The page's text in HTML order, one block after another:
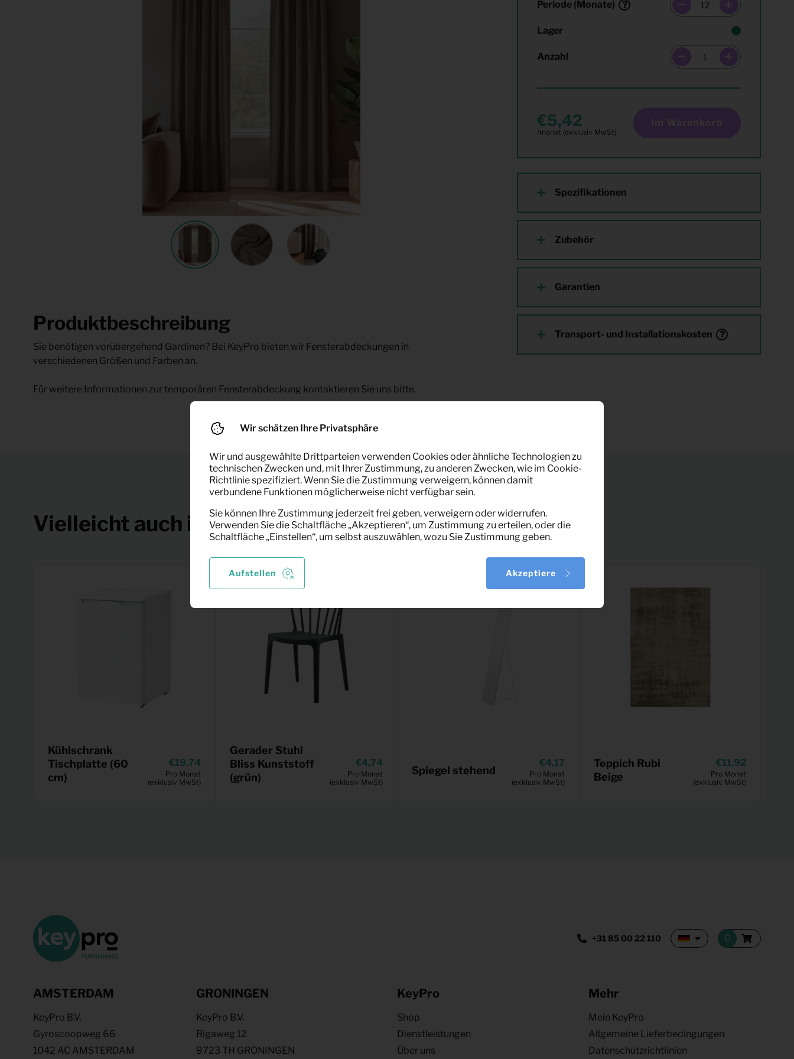
Periode (Monate)
Lager
Anzahl
5,42 Im Warenkorb
Spezifikationen
Zubehör
Garantien
Transport- und Installationskosten
Produktbeschreibung
Sie benötigen vorübergehend Gardinen? Bei KeyPro bieten wir Fensterabdeckungen in
verschiedenen Größen und Farben an.
Für weitere Informationen zur temporären Fensterabdeckung kontaktieren Sie uns bitte.
Vielleicht auch interessant
Kühlschrank
Tischplatte (60
cm)
19,74
Pro Monat
(exklusiv MwSt)
Gerader Stuhl
Bliss Kunststoff
(grün)
4,74
Pro Monat
(exklusiv MwSt)
Spiegel stehend
4,17
Pro Monat
(exklusiv MwSt)
Teppich Rubi
Beige
11,92
Pro Monat
(exklusiv MwSt)
+31 85 00 22 110
AMSTERDAM
KeyPro B.V.
Gyroscoopweg 66
1042 AC AMSTERDAM
GRONINGEN
KeyPro B.V.
Rigaweg 12
9723 TH GRONINGEN
KeyPro
Shop
Dienstleistungen
Über uns
Mehr
Mein KeyPro
Allgemeine Lieferbedingungen
Datenschutzrichtlinien
Wir schätzen Ihre Privatsphäre
Wir und ausgewählte Drittparteien verwenden Cookies oder ähnliche Technologien zu
technischen Zwecken und, mit Ihrer Zustimmung, zu anderen Zwecken, wie im Cookie-
Richtlinie spezifiziert. Wenn Sie die Zustimmung verweigern, können damit
verbundene Funktionen möglicherweise nicht verfügbar sein.
Sie können Ihre Zustimmung jederzeit frei geben, verweigern oder widerrufen.
Verwenden Sie die Schaltfläche „Akzeptieren“, um Zustimmung zu erteilen, oder die
Schaltfläche „Einstellen“, um selbst auszuwählen, wozu Sie Zustimmung geben.
Aufstellen Akzeptiere